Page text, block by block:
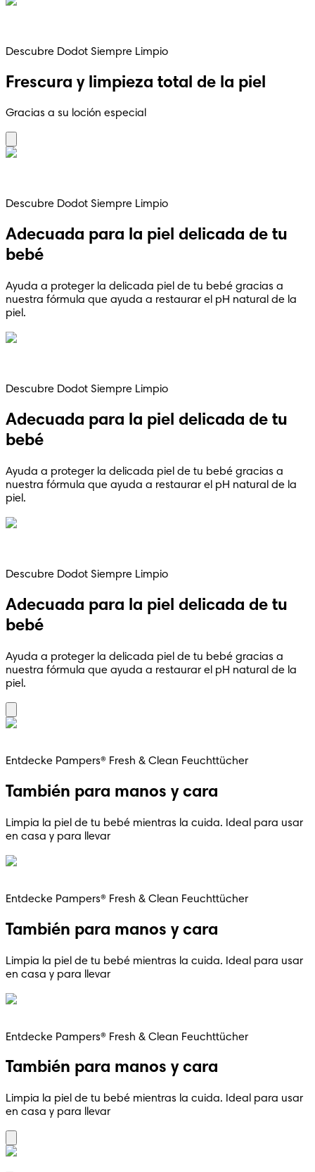
Descubre Dodot Siempre Limpio
Frescura y limpieza total de la piel
Gracias a su loción especial
Descubre Dodot Siempre Limpio
Adecuada para la piel delicada de tu
bebé
Ayuda a proteger la delicada piel de tu bebé gracias a
nuestra fórmula que ayuda a restaurar el pH natural de la
piel.
Descubre Dodot Siempre Limpio
Adecuada para la piel delicada de tu
bebé
Ayuda a proteger la delicada piel de tu bebé gracias a
nuestra fórmula que ayuda a restaurar el pH natural de la
piel.
Descubre Dodot Siempre Limpio
Adecuada para la piel delicada de tu
bebé
Ayuda a proteger la delicada piel de tu bebé gracias a
nuestra fórmula que ayuda a restaurar el pH natural de la
piel.
Entdecke Pampers® Fresh & Clean Feuchttücher
También para manos y cara
Limpia la piel de tu bebé mientras la cuida. Ideal para usar
en casa y para llevar
Entdecke Pampers® Fresh & Clean Feuchttücher
También para manos y cara
Limpia la piel de tu bebé mientras la cuida. Ideal para usar
en casa y para llevar
Entdecke Pampers® Fresh & Clean Feuchttücher
También para manos y cara
Limpia la piel de tu bebé mientras la cuida. Ideal para usar
en casa y para llevar